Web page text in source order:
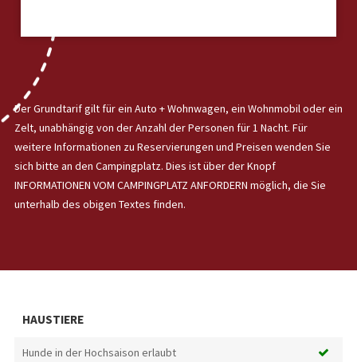
Der Grundtarif gilt für ein Auto + Wohnwagen, ein Wohnmobil oder ein
Zelt, unabhängig von der Anzahl der Personen für 1 Nacht. Für
weitere Informationen zu Reservierungen und Preisen wenden Sie
sich bitte an den Campingplatz. Dies ist über der Knopf
INFORMATIONEN VOM CAMPINGPLATZ ANFORDERN möglich, die Sie
unterhalb des obigen Textes finden.
HAUSTIERE
Hunde in der Hochsaison erlaubt